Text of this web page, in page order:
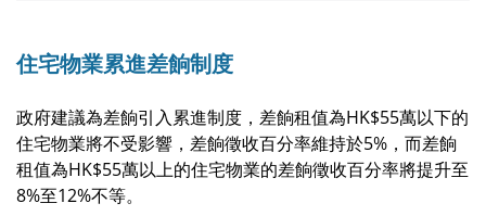
住宅物業累進差餉制度
政府建議為差餉引入累進制度，差餉租值為HK$55萬以下的
住宅物業將不受影響，差餉徵收百分率維持於5%，而差餉
租值為HK$55萬以上的住宅物業的差餉徵收百分率將提升至
8%至12%不等。